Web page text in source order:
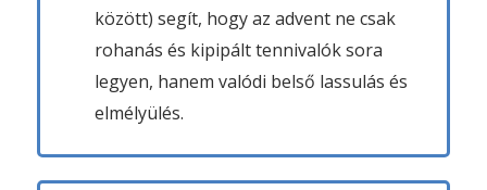
között) segít, hogy az advent ne csak
rohanás és kipipált tennivalók sora
legyen, hanem valódi belső lassulás és
elmélyülés.